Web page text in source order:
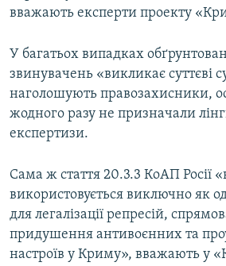
вважають експерти проекту
У багатьох випадках
звинувачень «викликає суттєві
наголошують правозахисники,
жодного разу не призначали
експертизи.
Сама ж стаття 20.3.3 КоАП Росії
використовується виключно як
для легалізації репресій,
придушення антивоєнних та
настроїв у Криму», вважають у